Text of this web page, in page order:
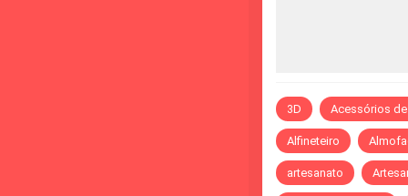
3D Acessórios
Alfineteiro
artesanato